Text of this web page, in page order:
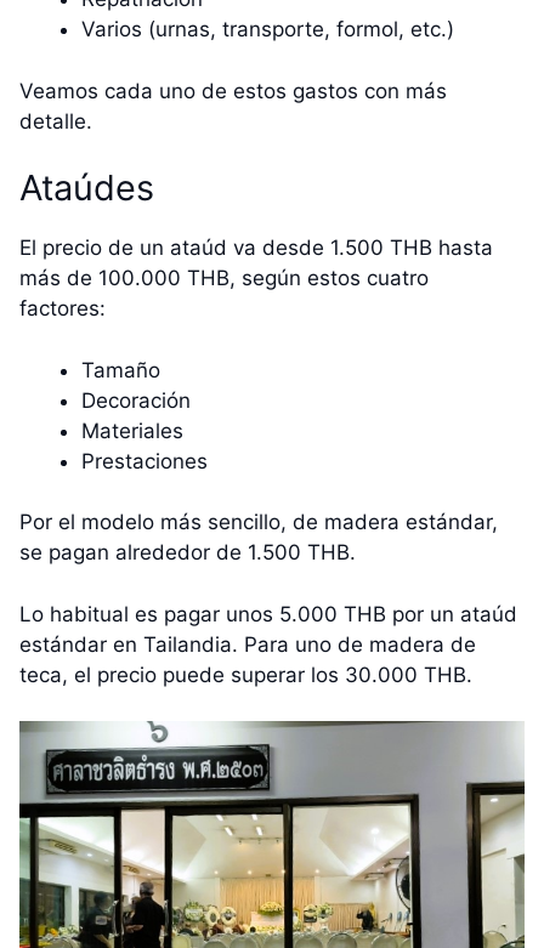
Varios (urnas, transporte, formol, etc.)
Veamos cada uno de estos gastos con más
detalle.
Ataúdes
El precio de un ataúd va desde 1.500 THB hasta
más de 100.000 THB, según estos cuatro
factores:
Tamaño
Decoración
Materiales
Prestaciones
Por el modelo más sencillo, de madera estándar,
se pagan alrededor de 1.500 THB.
Lo habitual es pagar unos 5.000 THB por un ataúd
estándar en Tailandia. Para uno de madera de
teca, el precio puede superar los 30.000 THB.